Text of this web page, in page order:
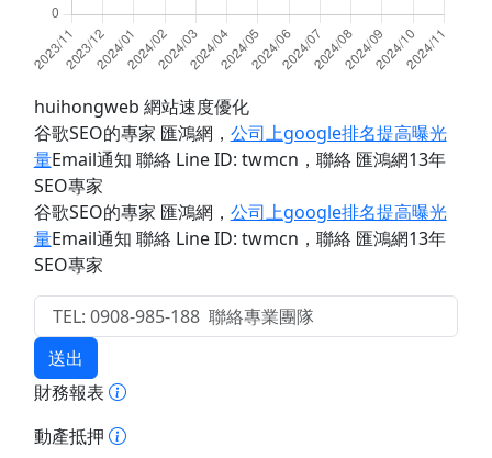
huihongweb 網站速度優化
谷歌SEO的專家 匯鴻網 ， 公司上google排名提高曝光
量Email通知 聯絡 Line ID: twmcn ，聯絡 匯鴻網13年
SEO專家
谷歌SEO的專家 匯鴻網 ， 公司上google排名提高曝光
量Email通知 聯絡 Line ID: twmcn ，聯絡 匯鴻網13年
SEO專家
送出
財務報表
動產抵押